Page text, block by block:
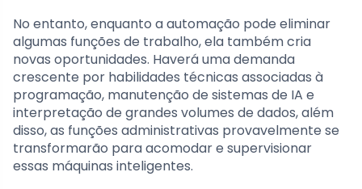
No entanto, enquanto a automação pode eliminar
algumas funções de trabalho, ela também cria
novas oportunidades. Haverá uma demanda
crescente por habilidades técnicas associadas à
programação, manutenção de sistemas de IA e
interpretação de grandes volumes de dados, além
disso, as funções administrativas provavelmente se
transformarão para acomodar e supervisionar
essas máquinas inteligentes.